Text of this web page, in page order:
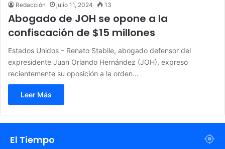
Redacción julio 11, 2024 13
Abogado de JOH se opone a la
confiscación de $15 millones
Estados Unidos – Renato Stabile, abogado defensor del
expresidente Juan Orlando Hernández (JOH), expreso
recientemente su oposición a la orden…
Leer Más
El Tiempo